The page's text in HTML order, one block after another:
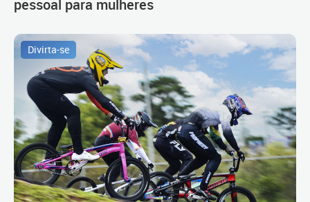
pessoal para mulheres
Divirta-se